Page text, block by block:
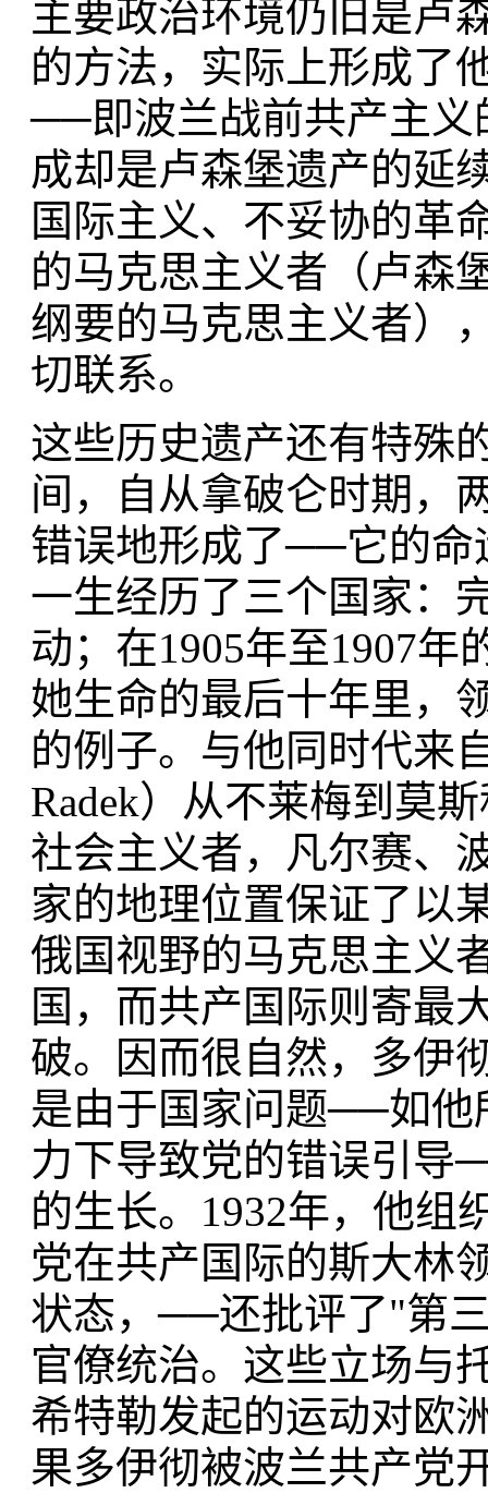
主要政治环境仍旧是卢
的方法，实际上形成了
──即波兰战前共产主义
成却是卢森堡遗产的延
国际主义、不妥协的革
的马克思主义者（卢森
纲要的马克思主义者）
切联系。
这些历史遗产还有特殊
间，自从拿破仑时期，
错误地形成了──它的命
一生经历了三个国家：
动；在1905年至1907
她生命的最后十年里，
的例子。与他同时代来
Radek）从不莱梅到莫
社会主义者，凡尔赛、
家的地理位置保证了以
俄国视野的马克思主义
国，而共产国际则寄最
破。因而很自然，多伊
是由于国家问题──如他
力下导致党的错误引导
的生长。1932年，他组
党在共产国际的斯大林
状态，──还批评了"第
官僚统治。这些立场与
希特勒发起的运动对欧
果多伊彻被波兰共产党